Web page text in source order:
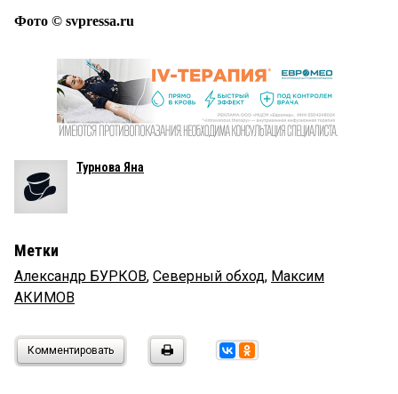
Фото © svpressa.ru
Турнова Яна
Метки
Александр БУРКОВ, Северный обход, Максим
АКИМОВ
Комментировать